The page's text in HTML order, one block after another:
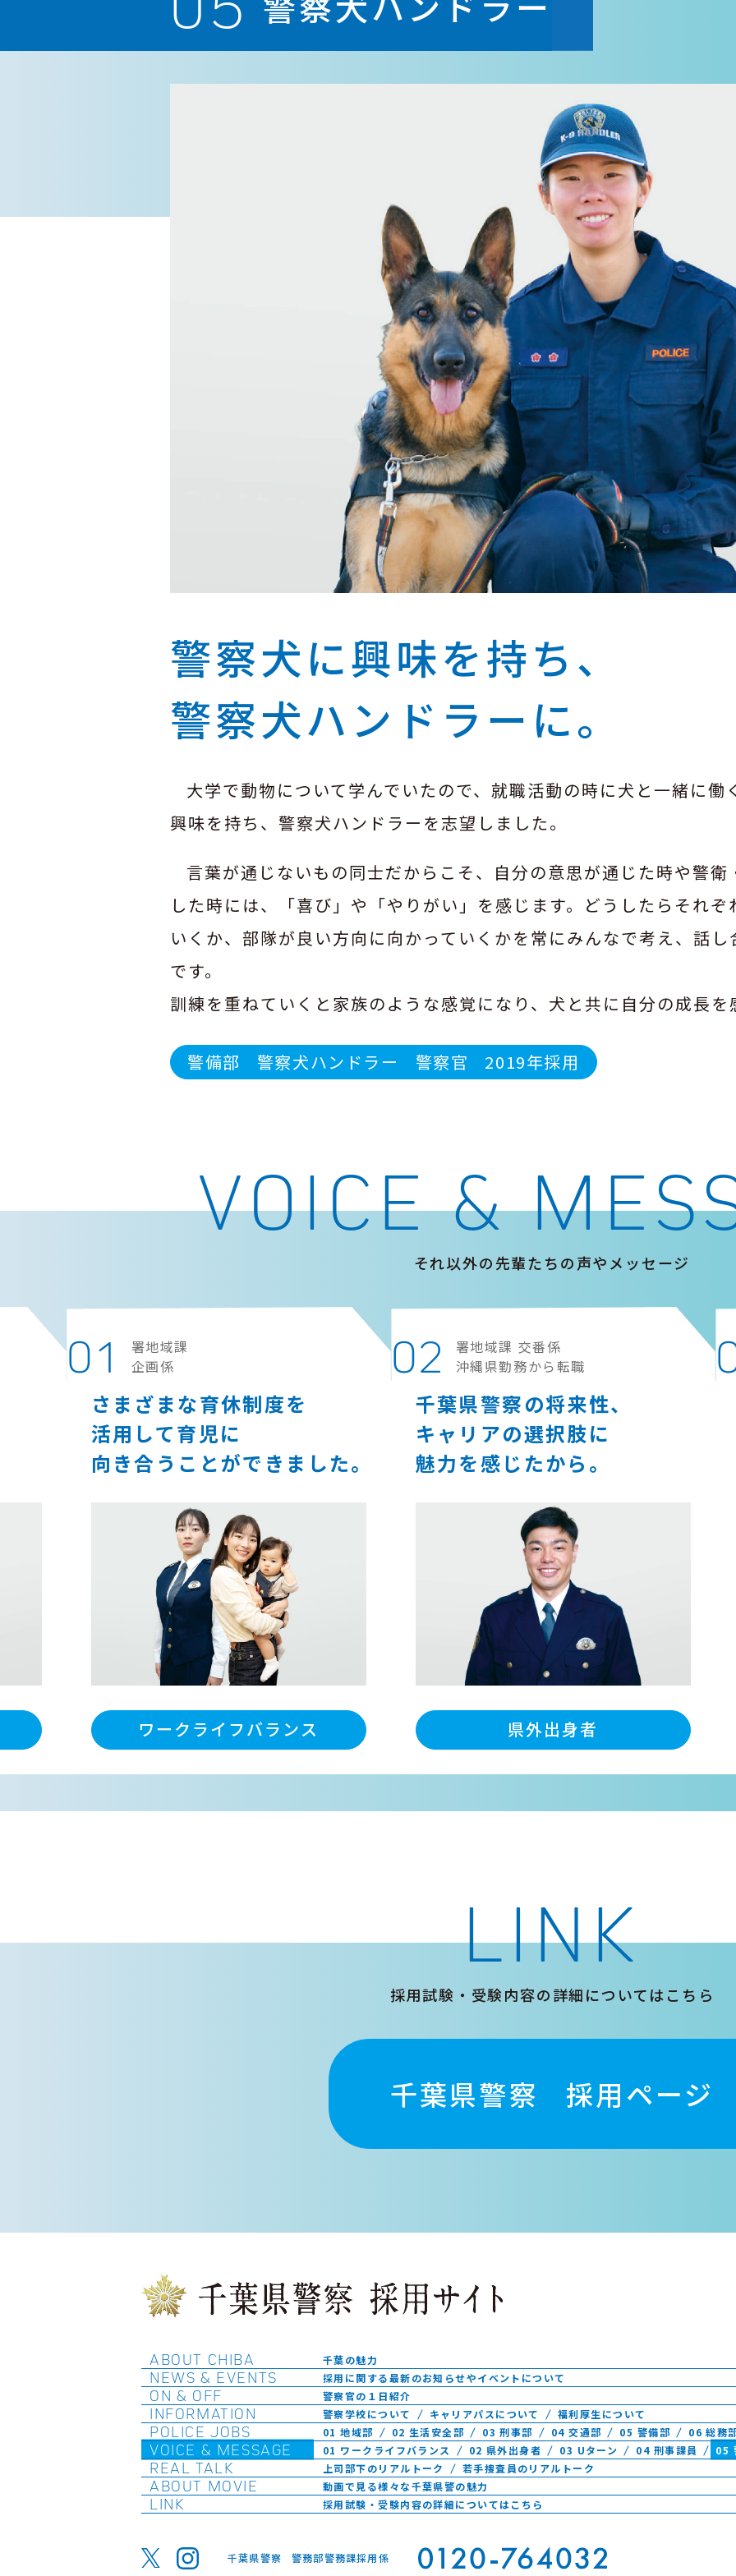
警察犬に興味を持ち、
警察犬ハンドラーに。
大学で動物について学んでいたので、就職活動の時に犬と一緒に働
興味を持ち、警察犬ハンドラーを志望しました。
言葉が通じないもの同士だからこそ、自分の意思が通じた時や警
した時には、「喜び」や「やりがい」を感じます。どうしたらそれ
いくか、部隊が良い方向に向かっていくかを常にみんなで考え、話
です。
訓練を重ねていくと家族のような感覚になり、犬と共に自分の成長
警備部 警察犬ハンドラー 警察官 2019年採用
VOICE &
それ以外の先輩たちの声やメッセージ
01
署地域課
企画係
さまざまな育休制度を
活用して育児に
向き合うことができました｡
ワークライフバランス
02
署地域課 交番係
沖縄県勤務から転職
千葉県警察の将来性、
キャリアの選択肢に
魅力を感じたから｡
県外出身者
LINK
採用試験・受験内容の詳細についてはこちら
千葉県警察 採用ページ
ABOUT CHIBA 千葉の魅力
NEWS & EVENTS 採用に関する最新のお知らせやイベントについて
ON & OFF 警察官の１日紹介
INFORMATION 警察学校について キャリアパスについて 福利厚生について
POLICE JOBS 01 地域部 02 生活安全部 03 刑事部 04 交通部 05 警備部 06 総務
VOICE & MESSAGE 01 ワークライフバランス 02 県外出身者 03 Uターン 04 刑事課員 05
REAL TALK 上司部下のリアルトーク 若手捜査員のリアルトーク
ABOUT MOVIE 動画で見る様々な千葉県警の魅力
LINK 採用試験・受験内容の詳細についてはこちら
千葉県警察 警務部警務課採用係